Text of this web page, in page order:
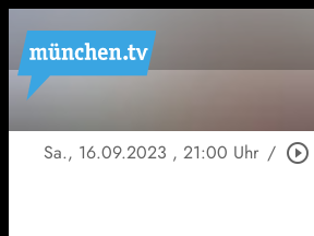
Sa., 16.09.2023 , 21:00 Uhr / play_circle_outline